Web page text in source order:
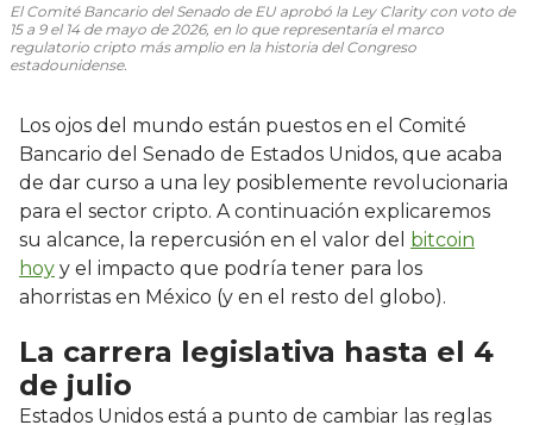
El Comité Bancario del Senado de EU aprobó la Ley Clarity con voto de
15 a 9 el 14 de mayo de 2026, en lo que representaría el marco
regulatorio cripto más amplio en la historia del Congreso
estadounidense.
Los ojos del mundo están puestos en el Comité
Bancario del Senado de Estados Unidos, que acaba
de dar curso a una ley posiblemente revolucionaria
para el sector cripto. A continuación explicaremos
su alcance, la repercusión en el valor del bitcoin
hoy y el impacto que podría tener para los
ahorristas en México (y en el resto del globo).
La carrera legislativa hasta el 4
de julio
Estados Unidos está a punto de cambiar las reglas